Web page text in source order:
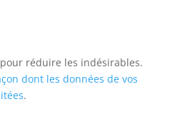
réduire les indésirables.
dont les données de vos
.